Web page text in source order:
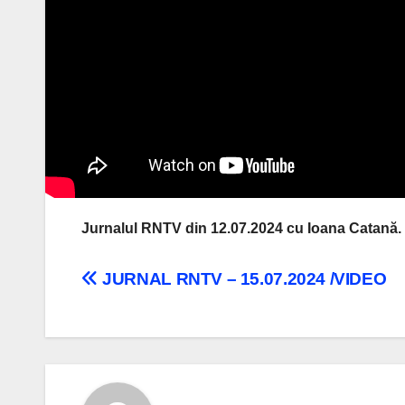
Jurnalul RNTV din 12.07.2024 cu Ioana Catană.
Navigare
JURNAL RNTV – 15.07.2024 /VIDEO